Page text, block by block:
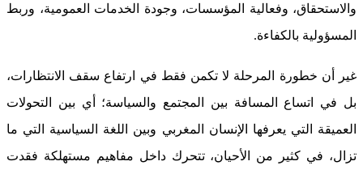
والاستحقاق، وفعالية المؤسسات، وجودة الخدمات العمومية، وربط
المسؤولية بالكفاءة.
غير أن خطورة المرحلة لا تكمن فقط في ارتفاع سقف الانتظارات،
بل في اتساع المسافة بين المجتمع والسياسة؛ أي بين التحولات
العميقة التي يعرفها الإنسان المغربي وبين اللغة السياسية التي ما
تزال، في كثير من الأحيان، تتحرك داخل مفاهيم مستهلكة فقدت